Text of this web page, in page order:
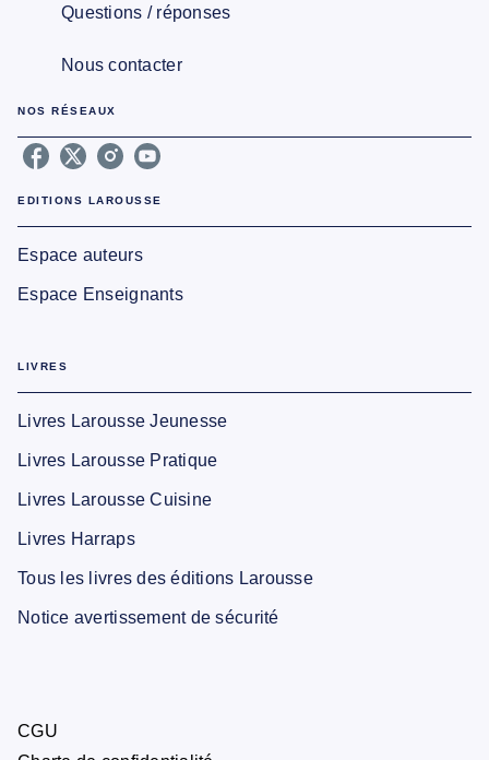
Questions / réponses
Nous contacter
NOS RÉSEAUX
EDITIONS LAROUSSE
Espace auteurs
Espace Enseignants
LIVRES
Livres Larousse Jeunesse
Livres Larousse Pratique
Livres Larousse Cuisine
Livres Harraps
Tous les livres des éditions Larousse
Notice avertissement de sécurité
CGU